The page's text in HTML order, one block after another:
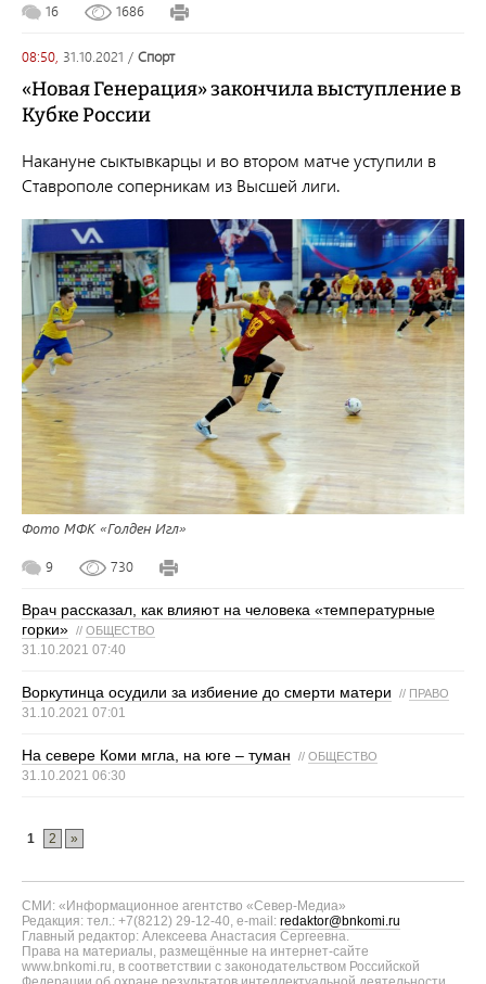
16 1686
08:50, 31.10.2021 / спорт
«Новая Генерация» закончила выступление в
Кубке России
Накануне сыктывкарцы и во втором матче уступили в
Ставрополе соперникам из Высшей лиги.
Фото МФК «Голден Игл»
9 730
Врач рассказал, как влияют на человека «температурные
горки» // ОБЩЕСТВО
31.10.2021 07:40
Воркутинца осудили за избиение до смерти матери // ПРАВО
31.10.2021 07:01
На севере Коми мгла, на юге – туман // ОБЩЕСТВО
31.10.2021 06:30
1 2 »
СМИ: «Информационное агентство «Север-Медиа»
Редакция: тел.: +7(8212) 29-12-40, e-mail: redaktor@bnkomi.ru
Главный редактор: Алексеева Анастасия Сергеевна.
Права на материалы, размещённые на интернет-сайте
www.bnkomi.ru, в соответствии с законодательством Российской